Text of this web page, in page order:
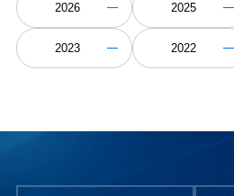
2026 2025
2023 2022